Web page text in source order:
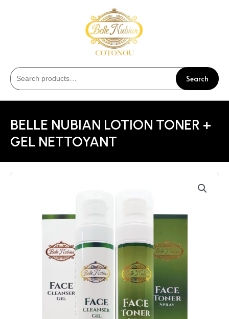
Search
BELLE NUBIAN LOTION TONER +
GEL NETTOYANT